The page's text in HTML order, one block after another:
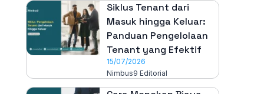
Siklus Tenant dari
Masuk hingga Keluar:
Panduan Pengelolaan
Tenant yang Efektif
15/07/2026
Nimbus9 Editorial